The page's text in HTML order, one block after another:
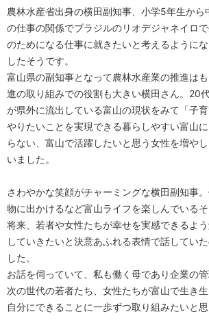
農林水産省出身の横田副知事、小学5年生から
の仕事の関係でブラジルのリオデジャネイロ
のためになる仕事に就きたいと考えるように
したそうです。
富山県の副知事となって農林水産業の推進は
進の取り組みでの役割も大きい横田さん。20
が県外に流出している富山の現状をみて「子
やりたいことを実現できる暮らしやすい富山
らない、富山で活躍したいと思う女性を増や
いました。
さわやかな笑顔がチャーミングな横田副知事
物に出かけるなど富山ライフを楽しんでいるそ
将来、若者や女性たちが幸せを実感できるよ
していきたいと決意あふれる表情で話してい
した。
お話を伺っていて、私も働く母であり企業の管
次の世代の若者たち、女性たちが富山で生き
自分にできることに一歩ずつ取り組みたいと思